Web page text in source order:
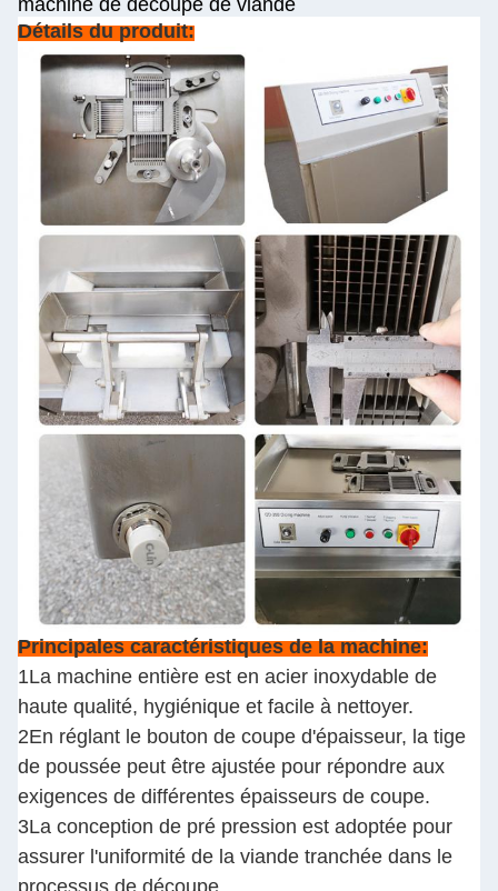
machine de découpe de viande
Détails du produit:
Principales caractéristiques de la machine:
1La machine entière est en acier inoxydable de
haute qualité, hygiénique et facile à nettoyer.
2En réglant le bouton de coupe d'épaisseur, la tige
de poussée peut être ajustée pour répondre aux
exigences de différentes épaisseurs de coupe.
3La conception de pré pression est adoptée pour
assurer l'uniformité de la viande tranchée dans le
processus de découpe.